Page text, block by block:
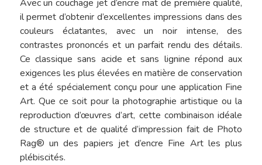
Avec un couchage jet d’encre mat de première qualité,
il permet d’obtenir d’excellentes impressions dans des
couleurs éclatantes, avec un noir intense, des
contrastes prononcés et un parfait rendu des détails.
Ce classique sans acide et sans lignine répond aux
exigences les plus élevées en matière de conservation
et a été spécialement conçu pour une application Fine
Art. Que ce soit pour la photographie artistique ou la
reproduction d’œuvres d’art, cette combinaison idéale
de structure et de qualité d’impression fait de Photo
Rag® un des papiers jet d’encre Fine Art les plus
plébiscités.